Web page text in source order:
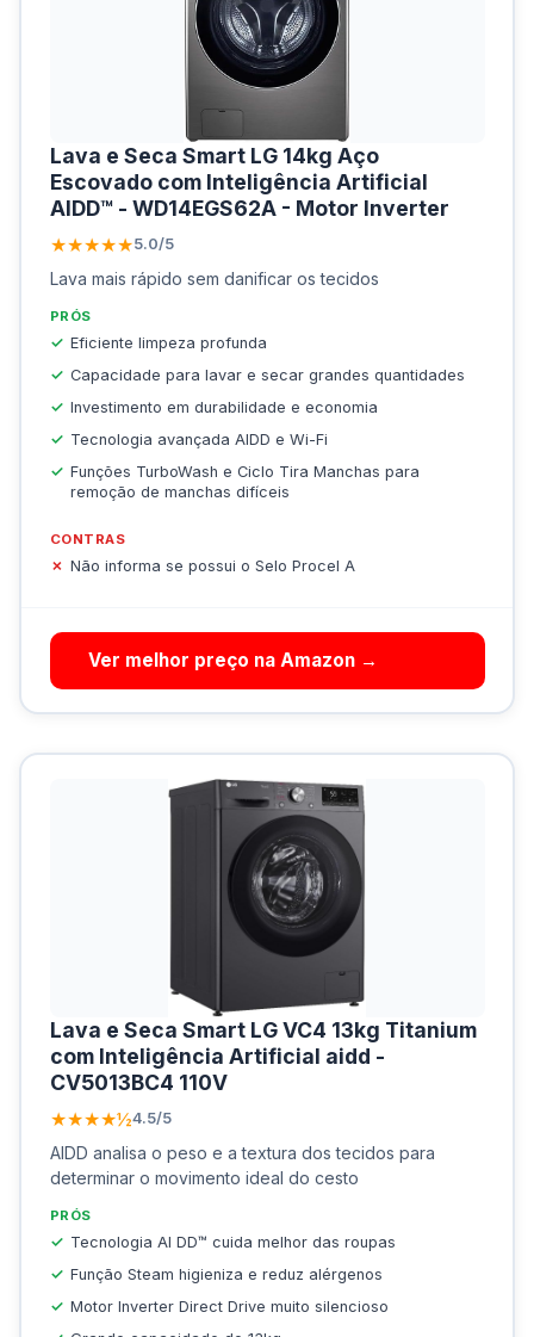
Lava e Seca Smart LG 14kg Aço
Escovado com Inteligência Artificial
AIDD™ - WD14EGS62A - Motor Inverter
★★★★★5.0/5
Lava mais rápido sem danificar os tecidos
PRÓS
Eficiente limpeza profunda
Capacidade para lavar e secar grandes quantidades
Investimento em durabilidade e economia
Tecnologia avançada AIDD e Wi-Fi
Funções TurboWash e Ciclo Tira Manchas para
remoção de manchas difíceis
CONTRAS
Não informa se possui o Selo Procel A
Ver melhor preço na Amazon →
Lava e Seca Smart LG VC4 13kg Titanium
com Inteligência Artificial aidd -
CV5013BC4 110V
★★★★½4.5/5
AIDD analisa o peso e a textura dos tecidos para
determinar o movimento ideal do cesto
PRÓS
Tecnologia AI DD™ cuida melhor das roupas
Função Steam higieniza e reduz alérgenos
Motor Inverter Direct Drive muito silencioso